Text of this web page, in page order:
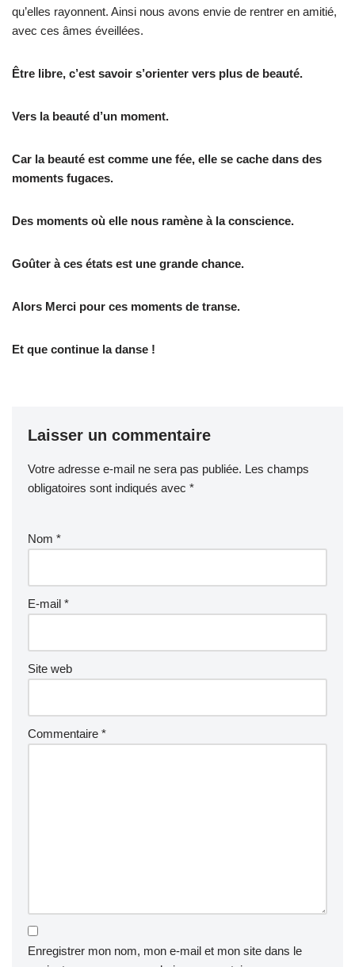
qu’elles rayonnent. Ainsi nous avons envie de rentrer en amitié,
avec ces âmes éveillées.
Être libre, c’est savoir s’orienter vers plus de beauté.
Vers la beauté d’un moment.
Car la beauté est comme une fée, elle se cache dans des
moments fugaces.
Des moments où elle nous ramène à la conscience.
Goûter à ces états est une grande chance.
Alors Merci pour ces moments de transe.
Et que continue la danse !
Laisser un commentaire
Votre adresse e-mail ne sera pas publiée. Les champs
obligatoires sont indiqués avec *
Nom *
E-mail *
Site web
Commentaire *
Enregistrer mon nom, mon e-mail et mon site dans le